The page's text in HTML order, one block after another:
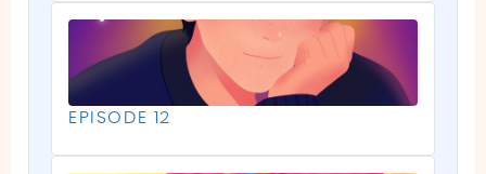
EPISODE 12